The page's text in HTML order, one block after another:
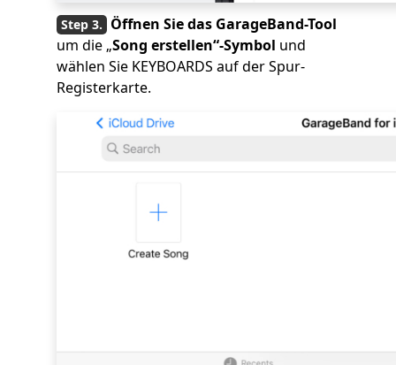
Öffnen Sie das GarageBand-Tool
um die „Song erstellen“-Symbol und
wählen Sie KEYBOARDS auf der Spur-
Registerkarte.